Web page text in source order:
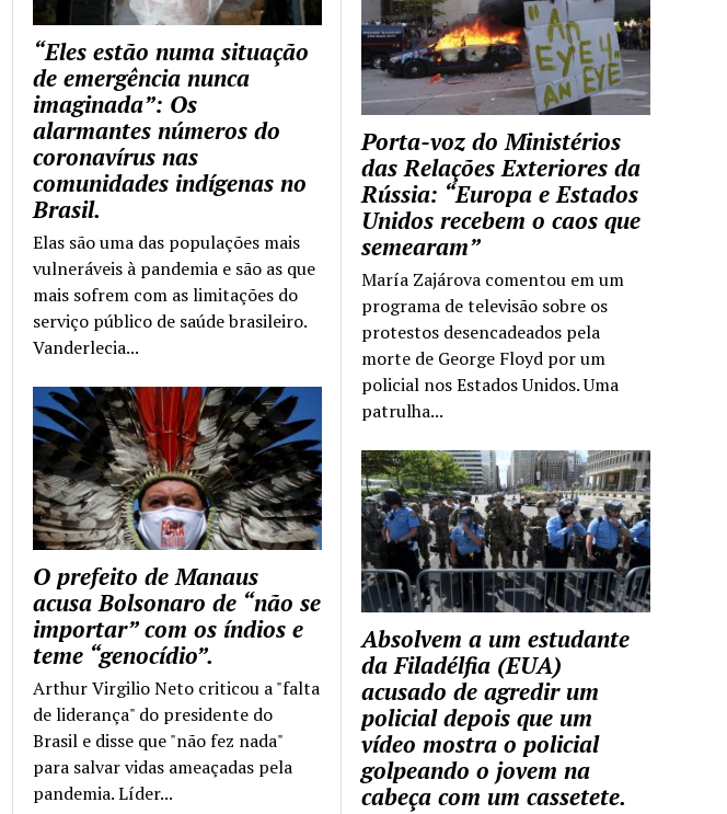
Porta-voz do Ministérios
das Relações Exteriores da
Rússia: “Europa e Estados
Unidos recebem o caos que
semearam”
María Zajárova comentou em um
programa de televisão sobre os
protestos desencadeados pela
morte de George Floyd por um
policial nos Estados Unidos. Uma
patrulha...
Absolvem a um estudante
da Filadélfia (EUA)
acusado de agredir um
policial depois que um
vídeo mostra o policial
golpeando o jovem na
cabeça com um cassetete.
“Eles estão numa situação
de emergência nunca
imaginada”: Os
alarmantes números do
coronavírus nas
comunidades indígenas no
Brasil.
Elas são uma das populações mais
vulneráveis à pandemia e são as que
mais sofrem com as limitações do
serviço público de saúde brasileiro.
Vanderlecia...
O prefeito de Manaus
acusa Bolsonaro de “não se
importar” com os índios e
teme “genocídio”.
Arthur Virgilio Neto criticou a "falta
de liderança" do presidente do
Brasil e disse que "não fez nada"
para salvar vidas ameaçadas pela
pandemia. Líder...